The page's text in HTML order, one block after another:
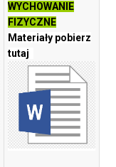
WYCHOWANIE
FIZYCZNE
Materiały pobierz
tutaj